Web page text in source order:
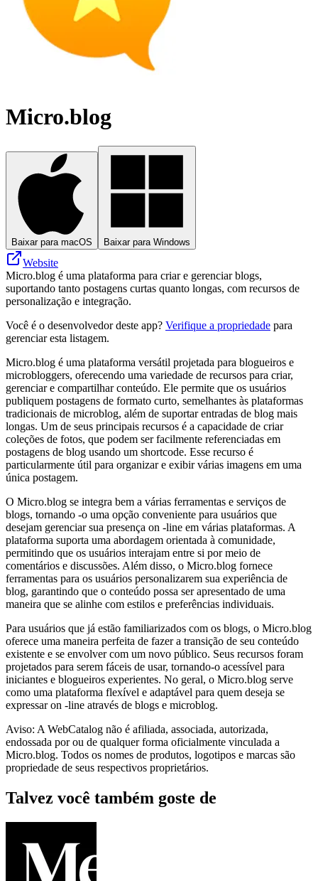
Micro.blog
Baixar para macOS Baixar para Windows
Website
Micro.blog é uma plataforma para criar e gerenciar blogs,
suportando tanto postagens curtas quanto longas, com recursos de
personalização e integração.
Você é o desenvolvedor deste app? Verifique a propriedade para
gerenciar esta listagem.
Micro.blog é uma plataforma versátil projetada para blogueiros e
microbloggers, oferecendo uma variedade de recursos para criar,
gerenciar e compartilhar conteúdo. Ele permite que os usuários
publiquem postagens de formato curto, semelhantes às plataformas
tradicionais de microblog, além de suportar entradas de blog mais
longas. Um de seus principais recursos é a capacidade de criar
coleções de fotos, que podem ser facilmente referenciadas em
postagens de blog usando um shortcode. Esse recurso é
particularmente útil para organizar e exibir várias imagens em uma
única postagem.
O Micro.blog se integra bem a várias ferramentas e serviços de
blogs, tornando -o uma opção conveniente para usuários que
desejam gerenciar sua presença on -line em várias plataformas. A
plataforma suporta uma abordagem orientada à comunidade,
permitindo que os usuários interajam entre si por meio de
comentários e discussões. Além disso, o Micro.blog fornece
ferramentas para os usuários personalizarem sua experiência de
blog, garantindo que o conteúdo possa ser apresentado de uma
maneira que se alinhe com estilos e preferências individuais.
Para usuários que já estão familiarizados com os blogs, o Micro.blog
oferece uma maneira perfeita de fazer a transição de seu conteúdo
existente e se envolver com um novo público. Seus recursos foram
projetados para serem fáceis de usar, tornando-o acessível para
iniciantes e blogueiros experientes. No geral, o Micro.blog serve
como uma plataforma flexível e adaptável para quem deseja se
expressar on -line através de blogs e microblog.
Aviso: A WebCatalog não é afiliada, associada, autorizada,
endossada por ou de qualquer forma oficialmente vinculada a
Micro.blog. Todos os nomes de produtos, logotipos e marcas são
propriedade de seus respectivos proprietários.
Talvez você também goste de